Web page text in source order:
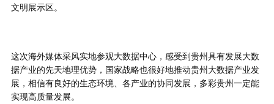
文明展示区。
这次海外媒体采风实地参观大数据中心，感受到贵州具有发展大数
据产业的先天地理优势，国家战略也很好地推动贵州大数据产业发
展，相信有良好的生态环境、各产业的协同发展，多彩贵州一定能
实现高质量发展。